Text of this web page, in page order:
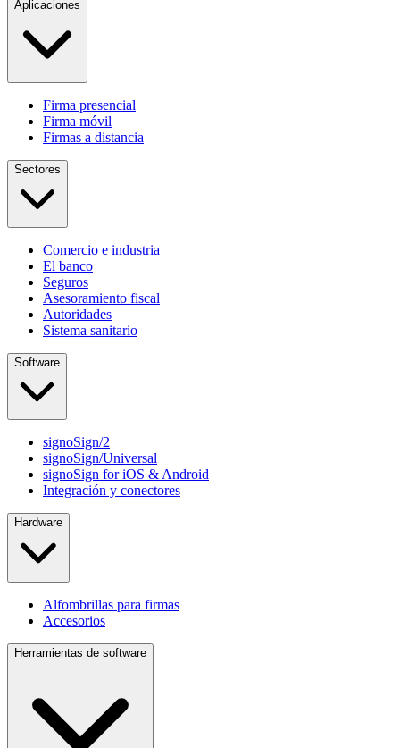
Aplicaciones
Firma presencial
Firma móvil
Firmas a distancia
Sectores
Comercio e industria
El banco
Seguros
Asesoramiento fiscal
Autoridades
Sistema sanitario
Software
signoSign/2
signoSign/Universal
signoSign for iOS & Android
Integración y conectores
Hardware
Alfombrillas para firmas
Accesorios
Herramientas de software